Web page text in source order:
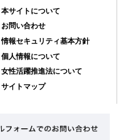
本サイトについて
お問い合わせ
情報セキュリティ基本方針
個人情報について
女性活躍推進法について
サイトマップ